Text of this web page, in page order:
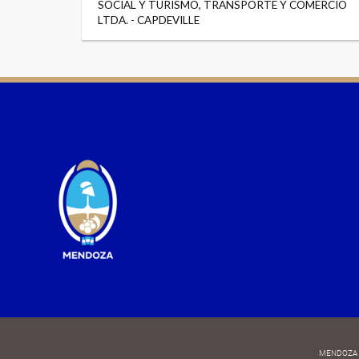
SOCIAL Y TURISMO, TRANSPORTE Y COMERCIO
LTDA. - CAPDEVILLE
MENDOZA